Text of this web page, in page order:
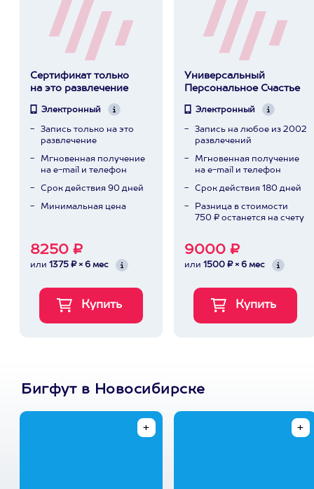
Сертификат только
на это развлечение
Электронный
Запись только на это
развлечение
Мгновенная получение
на e-mail и телефон
Срок действия 90 дней
Минимальная цена
8250 ₽
или 1375 ₽ × 6 мес
Универсальный
Персональное Счастье
Электронный
Запись на любое из 2002
развлечений
Мгновенная получение
на e-mail и телефон
Срок действия 180 дней
Разница в стоимости
750 ₽ останется на счету
9000 ₽
или 1500 ₽ × 6 мес
Бигфут в Новосибирске